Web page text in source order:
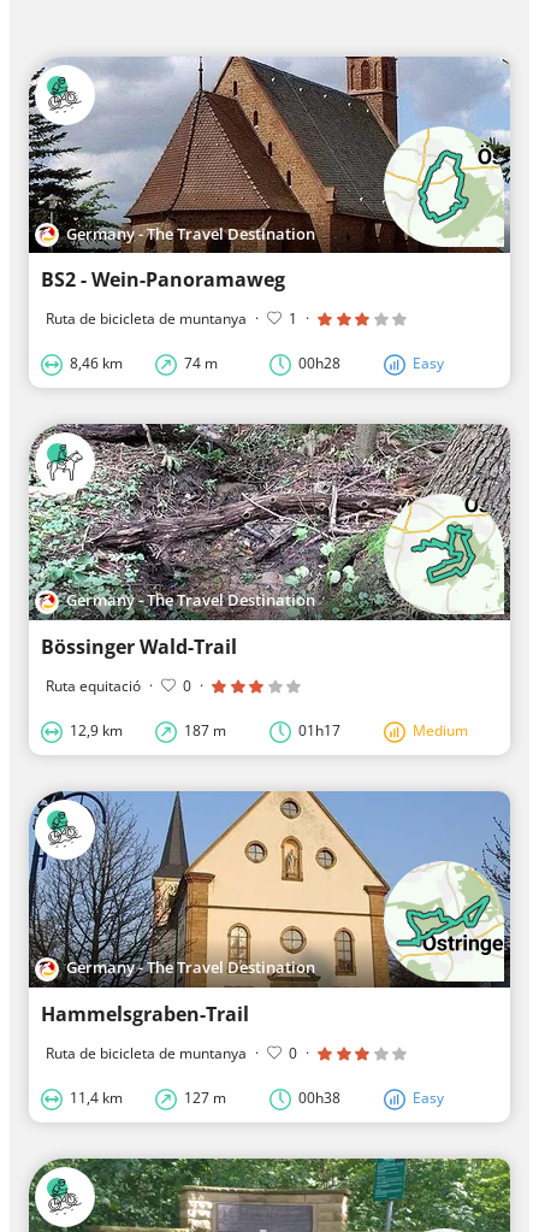
Germany - The Travel Destination
BS2 - Wein-Panoramaweg
Ruta de bicicleta de muntanya · 1 ·
8,46 km 74 m 00h28 Easy
Germany - The Travel Destination
Bössinger Wald-Trail
Ruta equitació · 0 ·
12,9 km 187 m 01h17 Medium
Germany - The Travel Destination
Hammelsgraben-Trail
Ruta de bicicleta de muntanya · 0 ·
11,4 km 127 m 00h38 Easy